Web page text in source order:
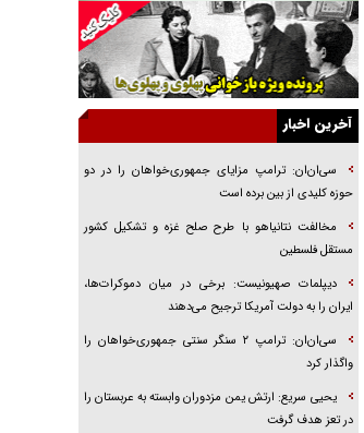
گفت‌وگو با همسر یکی از شهدای جنگ رمضان/
پیکر بی‌سر شهید را از انگشت‌های پا شناسایی کردیم
نسلی که آنلاین الگو می‌گیرد
گفت‌وگو با آیت‌الله جاودان/ جفای مخالفان مکانت
معنوی رهبر شهید را ارتقا می‌داد
همه آقای دوربینی شده‌ایم!
قصه ناتمام سرویس مدارس
آیا مقاومت فلسطین خلع‌سلاح می‌شود؟
آخرین اخبار
سی‌ان‌ان: ترامپ مزایای جمهوری‌خواهان را در دو
حوزه کلیدی از بین برده است
مخالفت نتانیاهو با طرح صلح غزه و تشکیل کشور
مستقل فلسطین
دیپلمات صهیونیست: برخی در میان دموکرات‌ها،
ایران را به دولت آمریکا ترجیح می‌دهند
سی‌ان‌ان: ترامپ ۲ سنگر سنتی جمهوری‌خواهان را
واگذار کرد
یحیی سریع: ارتش یمن مزدوران وابسته به عربستان را
در تعز هدف گرفت